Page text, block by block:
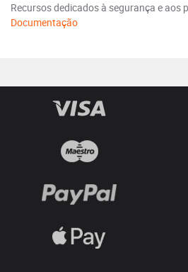
Recursos dedicados à segurança e aos
Documentação